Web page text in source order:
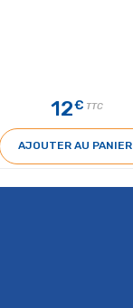
12€ TTC
AJOUTER AU PANIER